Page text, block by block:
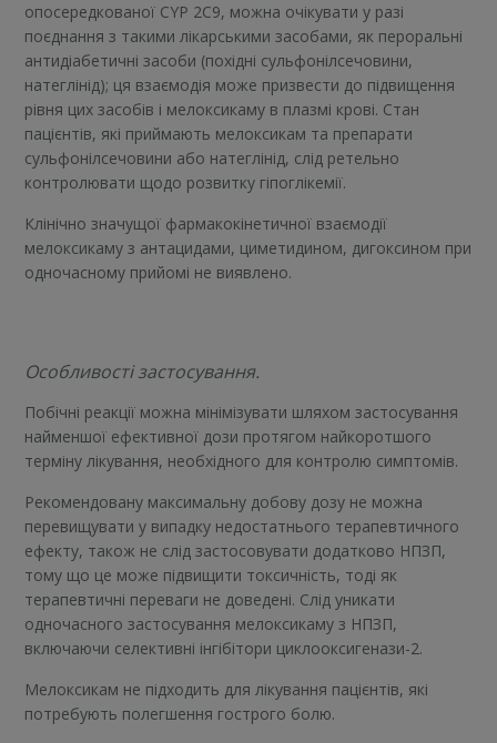
опосередкованої CYP 2C9, можна очікувати у разі
поєднання з такими лікарськими засобами, як пероральні
антидіабетичні засоби (похідні сульфонілсечовини,
натеглінід); ця взаємодія може призвести до підвищення
рівня цих засобів і мелоксикаму в плазмі крові. Стан
пацієнтів, які приймають мелоксикам та препарати
сульфонілсечовини або натеглінід, слід ретельно
контролювати щодо розвитку гіпоглікемії.
Клінічно значущої фармакокінетичної взаємодії
мелоксикаму з антацидами, циметидином, дигоксином при
одночасному прийомі не виявлено.
Особливості застосування.
Побічні реакції можна мінімізувати шляхом застосування
найменшої ефективної дози протягом найкоротшого
терміну лікування, необхідного для контролю симптомів.
Рекомендовану максимальну добову дозу не можна
перевищувати у випадку недостатнього терапевтичного
ефекту, також не слід застосовувати додатково НПЗП,
тому що це може підвищити токсичність, тоді як
терапевтичні переваги не доведені. Слід уникати
одночасного застосування мелоксикаму з НПЗП,
включаючи селективні інгібітори циклооксигенази-2.
Мелоксикам не підходить для лікування пацієнтів, які
потребують полегшення гострого болю.